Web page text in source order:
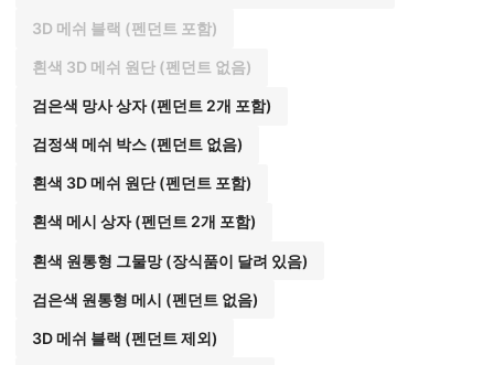
3D 메쉬 블랙 (펜던트 포함)
흰색 3D 메쉬 원단 (펜던트 없음)
검은색 망사 상자 (펜던트 2개 포함)
검정색 메쉬 박스 (펜던트 없음)
흰색 3D 메쉬 원단 (펜던트 포함)
흰색 메시 상자 (펜던트 2개 포함)
흰색 원통형 그물망 (장식품이 달려 있음)
검은색 원통형 메시 (펜던트 없음)
3D 메쉬 블랙 (펜던트 제외)